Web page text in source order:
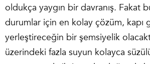
oldukça yaygın bir davranış. Fakat
durumlar için en kolay çözüm, kapı
yerleştireceğin bir şemsiyelik
üzerindeki fazla suyun kolayca